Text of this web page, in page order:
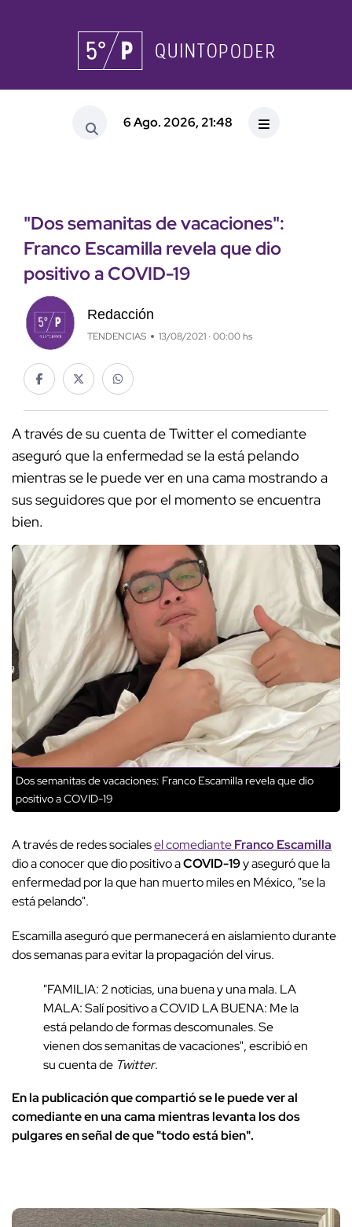
6 Ago. 2026, 21:48
"Dos semanitas de vacaciones":
Franco Escamilla revela que dio
positivo a COVID-19
Redacción
TENDENCIAS 13/08/2021 · 00:00 hs
A través de su cuenta de Twitter el comediante
aseguró que la enfermedad se la está pelando
mientras se le puede ver en una cama mostrando a
sus seguidores que por el momento se encuentra
bien.
Dos semanitas de vacaciones: Franco Escamilla revela que dio
positivo a COVID-19
A través de redes socialesel comedianteFranco Escamilla
dio a conocer que dio positivo aCOVID-19y aseguró que la
enfermedad por la que han muerto miles en México, "se la
está pelando".
Escamilla aseguró que permanecerá en aislamiento durante
dos semanas para evitar la propagación del virus.
"FAMILIA: 2 noticias, una buena y una mala. LA
MALA: Salí positivo a COVID LA BUENA: Me la
está pelando de formas descomunales. Se
vienen dos semanitas de vacaciones", escribió en
su cuenta de Twitter.
En la publicación que compartió se le puede ver al
comediante en una cama mientras levanta los dos
pulgares en señal de que "todo está bien".